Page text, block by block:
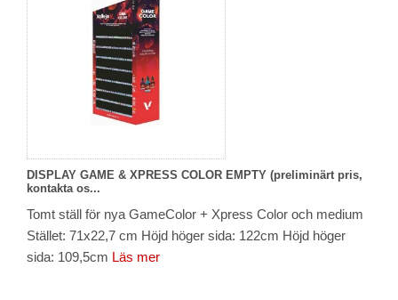
DISPLAY GAME & XPRESS COLOR EMPTY (preliminärt pris,
kontakta os...
Tomt ställ för nya GameColor + Xpress Color och medium
Stället: 71x22,7 cm Höjd höger sida: 122cm Höjd höger
sida: 109,5cm Läs mer